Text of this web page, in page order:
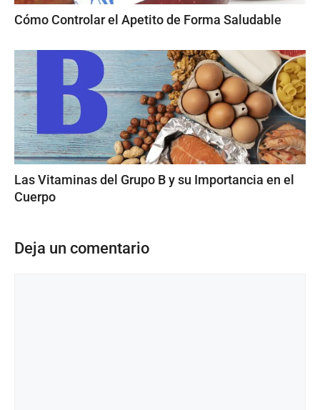
Cómo Controlar el Apetito de Forma Saludable
Las Vitaminas del Grupo B y su Importancia en el
Cuerpo
Deja un comentario